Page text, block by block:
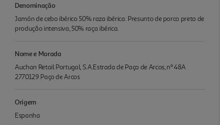
Denominação
Jamón de cebo ibérico 50% raza ibérica. Presunto de porco preto de
produção intensiva, 50% raça ibérica.
Nome e Morada
Auchan Retail Portugal, S.A.Estrada de Paço de Arcos, nº 48A
2770129 Paço de Arcos
Origem
Espanha